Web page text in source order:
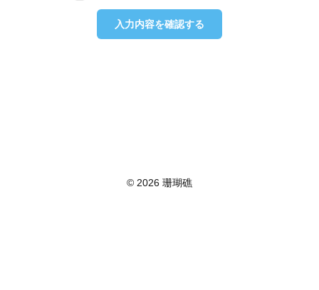
第2条　個人情報の定義
本ポリシーにおいて「個人情報」とは、個人情報保護法
利用の停止、消去及び第三者への提供の停止を行うこと
入力内容を確認する
© 2026 珊瑚礁